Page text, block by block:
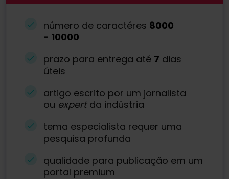
número de caractéres 8000
- 10000
prazo para entrega até 7 dias
úteis
artigo escrito por um jornalista
ou expertda indústria
tema especialista requer uma
pesquisa profunda
qualidade para publicação em um
portal premium